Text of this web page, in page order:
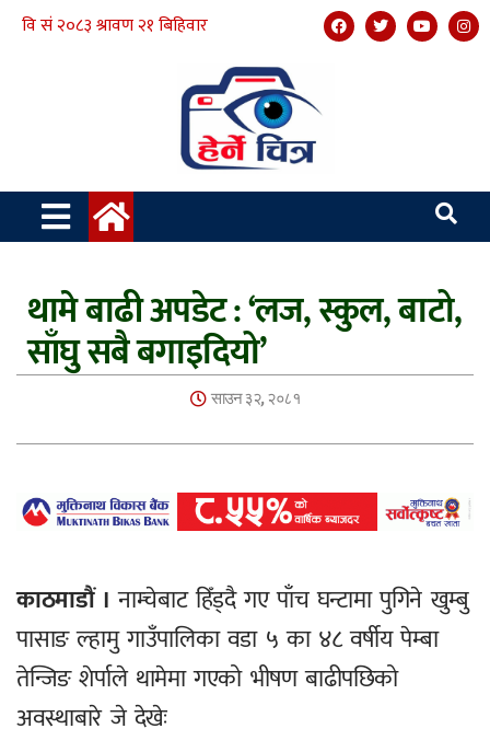
थामे बाढी अपडेट : ‘लज, स्कुल, बाटो,
साँघु सबै बगाइदियो’
साउन ३२, २०८१
काठमाडौं । नाम्चेबाट हिँड्दै गए पाँच घन्टामा पुगिने खुम्बु
पासाङ ल्हामु गाउँपालिका वडा ५ का ४८ वर्षीय पेम्बा
तेन्जिङ शेर्पाले थामेमा गएको भीषण बाढीपछिको
अवस्थाबारे जे देखेः